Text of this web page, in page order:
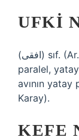
UFKI
(ﺍﻓﻘﻰ) sıf. (Ar. ufḳ ve -і ile ufḳі izafi eki) Ufka
paralel,
avının
Karay).
KEFE